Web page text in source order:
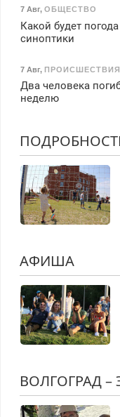
7 Авг, ОБЩЕСТВО
Какой будет
синоптики
7 Авг, ПРОИСШЕСТВИЯ
Два человека
неделю
АФИША
ВОЛГОГРАД –